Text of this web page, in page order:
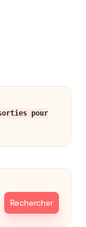
pour
Rechercher